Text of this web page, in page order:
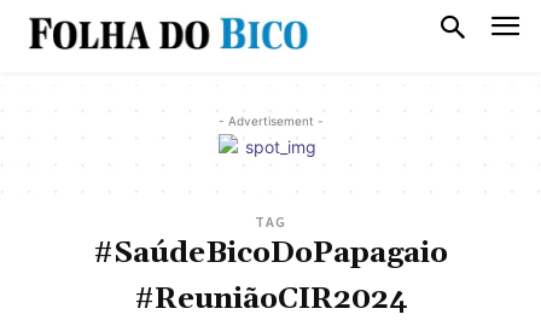
- Advertisement -
TAG
#SaúdeBicoDoPapagaio
#ReuniãoCIR2024